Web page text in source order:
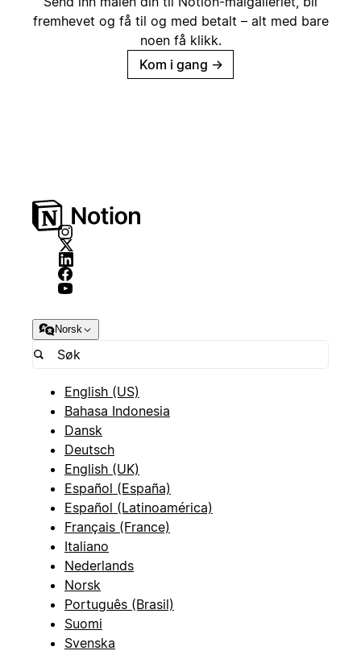
fremhevet og få til og med betalt – alt med bare
noen få klikk.
Kom i gang →
Norsk
English (US)
Bahasa Indonesia
Dansk
Deutsch
English (UK)
Español (España)
Español (Latinoamérica)
Français (France)
Italiano
Nederlands
Norsk
Português (Brasil)
Suomi
Svenska